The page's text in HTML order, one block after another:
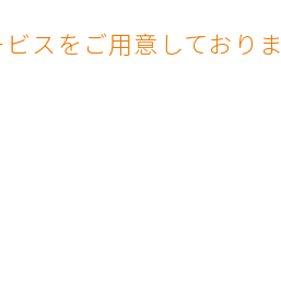
スをご用意しておりま